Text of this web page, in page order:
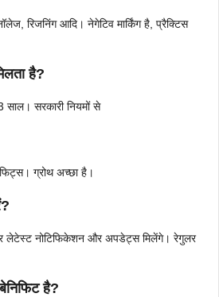
रिजनिंग आदि। नेगेटिव मार्किंग है, प्रैक्टिस
है?
सरकारी नियमों से
ग्रोथ अच्छा है।
लेटेस्ट नोटिफिकेशन और अपडेट्स मिलेंगे। रेगुलर
है?